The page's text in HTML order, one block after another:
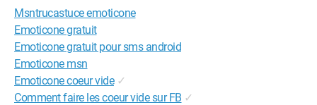
Msntrucastuce emoticone
Emoticone gratuit
Emoticone gratuit pour sms android
Emoticone msn
Emoticone coeur vide ✓
Comment faire les coeur vide sur FB ✓